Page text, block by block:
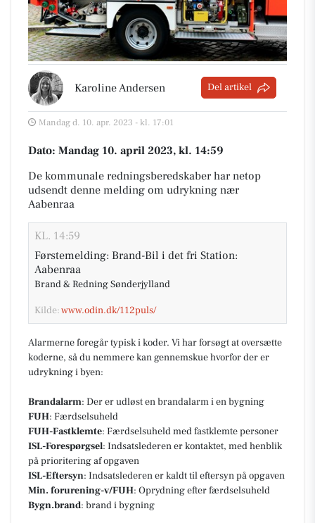
Karoline Andersen Del artikel
Mandag d. 10. apr. 2023 - kl. 17:01
Dato: Mandag 10. april 2023, kl. 14:59
De kommunale redningsberedskaber har netop
udsendt denne melding om udrykning nær
Aabenraa
KL. 14:59
Førstemelding: Brand-Bil i det fri Station:
Aabenraa
Brand & Redning Sønderjylland
Kilde:www.odin.dk/112puls/
Alarmerne foregår typisk i koder. Vi har forsøgt at oversætte
koderne, så du nemmere kan gennemskue hvorfor der er
udrykning i byen:
Brandalarm: Der er udløst en brandalarm i en bygning
FUH: Færdselsuheld
FUH-Fastklemte: Færdselsuheld med fastklemte personer
ISL-Forespørgsel: Indsatslederen er kontaktet, med henblik
på prioritering af opgaven
ISL-Eftersyn: Indsatslederen er kaldt til eftersyn på opgaven
Min. forurening-v/FUH: Oprydning efter færdselsuheld
Bygn.brand: brand i bygning